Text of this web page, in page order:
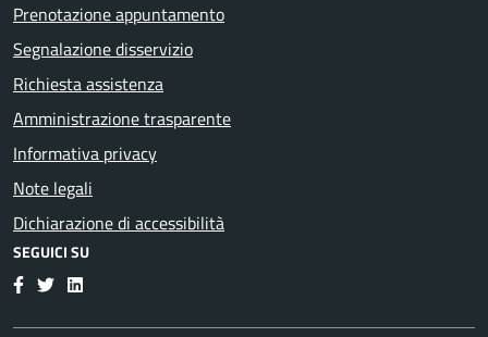
Prenotazione appuntamento
Segnalazione disservizio
Richiesta assistenza
Amministrazione trasparente
Informativa privacy
Note legali
Dichiarazione di accessibilità
SEGUICI SU
Facebook
TwitterLinkedIn